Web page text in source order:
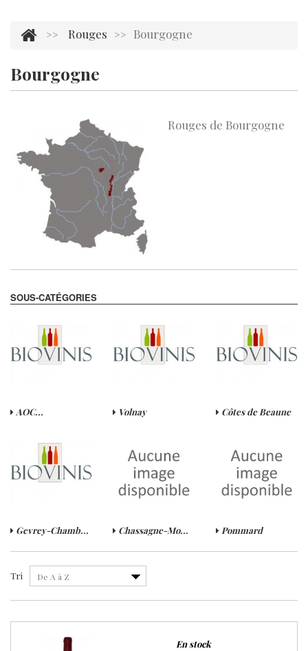
>> Rouges >> Bourgogne
Bourgogne
Rouges de Bourgogne
SOUS-CATÉGORIES
AOC... Volnay Côtes de Beaune
Gevrey-Chamb... Chassagne-Mo... Pommard
Tri De A à Z
En stock